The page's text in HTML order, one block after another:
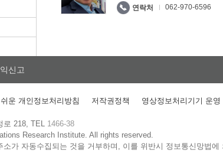
연락처 062-970-6596
신고
운 개인정보처리방침 저작권정책 영상정보처리기기 운영
로 218, TEL 1466-38
Research Institute.All rights reserved.
가 자동수집되는 것을 거부하며, 이를 위반시 정보통신망법